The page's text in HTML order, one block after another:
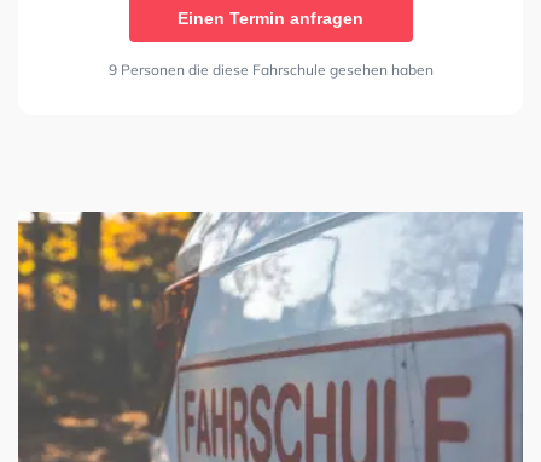
Einen Termin anfragen
9 Personen die diese Fahrschule gesehen haben